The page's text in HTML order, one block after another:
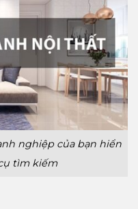
nghiệp của bạn hiển
tìm kiếm